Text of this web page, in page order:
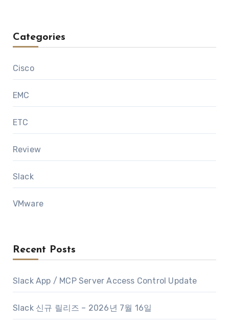
Categories
Cisco
EMC
ETC
Review
Slack
VMware
Recent Posts
Slack App / MCP Server Access Control Update
Slack 신규 릴리즈 – 2026년 7월 16일